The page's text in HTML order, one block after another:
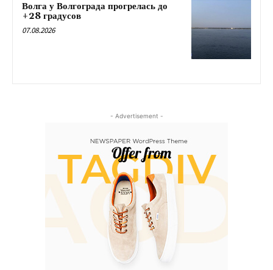
Волга у Волгограда прогрелась до
+28 градусов
07.08.2026
- Advertisement -